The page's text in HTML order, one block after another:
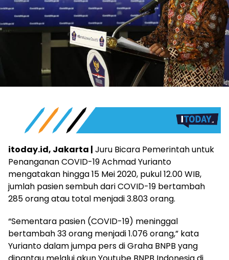
itoday.id, Jakarta | Juru Bicara Pemerintah untuk
Penanganan COVID-19 Achmad Yurianto
mengatakan hingga 15 Mei 2020, pukul 12.00 WIB,
jumlah pasien sembuh dari COVID-19 bertambah
285 orang atau total menjadi 3.803 orang.
“Sementara pasien (COVID-19) meninggal
bertambah 33 orang menjadi 1.076 orang,” kata
Yurianto dalam jumpa pers di Graha BNPB yang